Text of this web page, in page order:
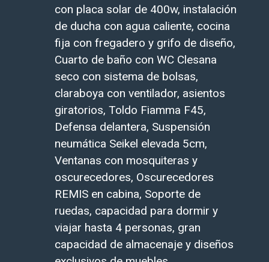
con placa solar de 400w, instalación
de ducha con agua caliente, cocina
fija con fregadero y grifo de diseño,
Cuarto de baño con WC Clesana
seco con sistema de bolsas,
claraboya con ventilador, asientos
giratorios, Toldo Fiamma F45,
Defensa delantera, Suspensión
neumática Seikel elevada 5cm,
Ventanas con mosquiteras y
oscurecedores, Oscurecedores
REMIS en cabina, Soporte de
ruedas, capacidad para dormir y
viajar hasta 4 personas, gran
capacidad de almacenaje y diseños